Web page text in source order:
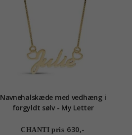
Navnehalskæde med vedhæng i
forgyldt sølv - My Letter
CHANTI pris 630,-